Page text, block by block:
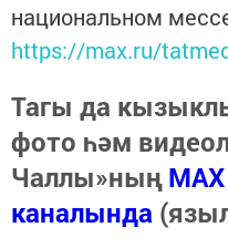
национальном
https://max.ru/
Тагы да
фото һәм
Чаллы»ныңMAX
каналында